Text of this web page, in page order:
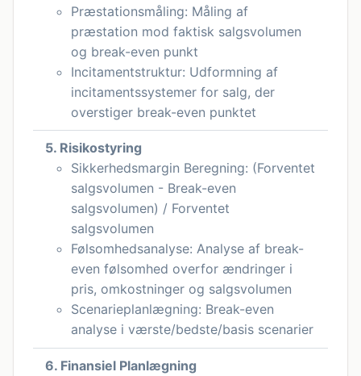
Præstationsmåling: Måling af
præstation mod faktisk salgsvolumen
og break-even punkt
Incitamentstruktur: Udformning af
incitamentssystemer for salg, der
overstiger break-even punktet
5. Risikostyring
Sikkerhedsmargin Beregning: (Forventet
salgsvolumen - Break-even
salgsvolumen) / Forventet
salgsvolumen
Følsomhedsanalyse: Analyse af break-
even følsomhed overfor ændringer i
pris, omkostninger og salgsvolumen
Scenarieplanlægning: Break-even
analyse i værste/bedste/basis scenarier
6. Finansiel Planlægning